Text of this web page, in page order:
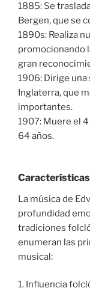
1885: Se
Bergen, que se
1890s: Realiza
promocionando
gran
1906: Dirige
Inglaterra, que
importantes.
1907: Muere el
64 años.
La música de
profundidad
tradiciones
enumeran las
musical:
1. Influencia